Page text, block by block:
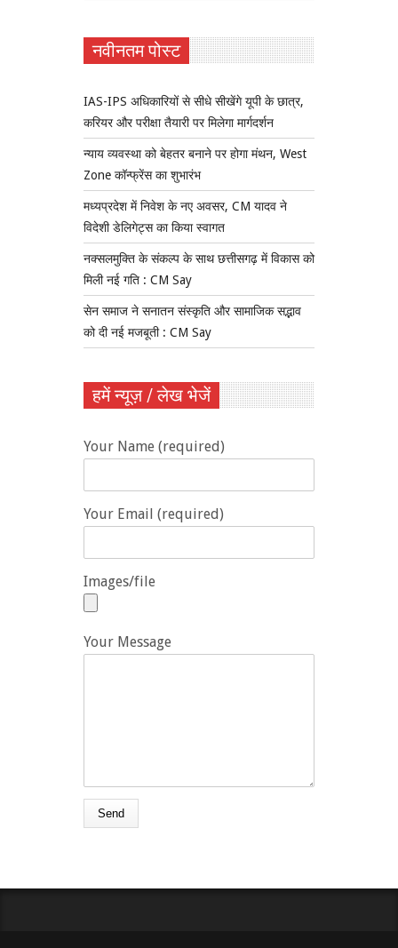
नवीनतम पोस्ट
IAS-IPS अधिकारियों से सीधे सीखेंगे यूपी के छात्र,
करियर और परीक्षा तैयारी पर मिलेगा मार्गदर्शन
न्याय व्यवस्था को बेहतर बनाने पर होगा मंथन, West
Zone कॉन्फ्रेंस का शुभारंभ
मध्यप्रदेश में निवेश के नए अवसर, CM यादव ने
विदेशी डेलिगेट्स का किया स्वागत
नक्सलमुक्ति के संकल्प के साथ छत्तीसगढ़ में विकास को
मिली नई गति : CM Say
सेन समाज ने सनातन संस्कृति और सामाजिक सद्भाव
को दी नई मजबूती : CM Say
हमें न्यूज़ / लेख भेजें
Your Name (required)
Your Email (required)
Images/file
Your Message